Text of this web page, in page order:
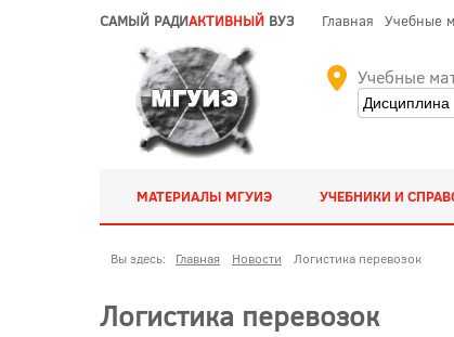
САМЫЙ РАДИАКТИВНЫЙ ВУЗ Главная Учебные
Учебные
МАТЕРИАЛЫ МГУИЭ УЧЕБНИКИ И
Вы здесь: Главная Новости Логистика перевозок
Логистика перевозок